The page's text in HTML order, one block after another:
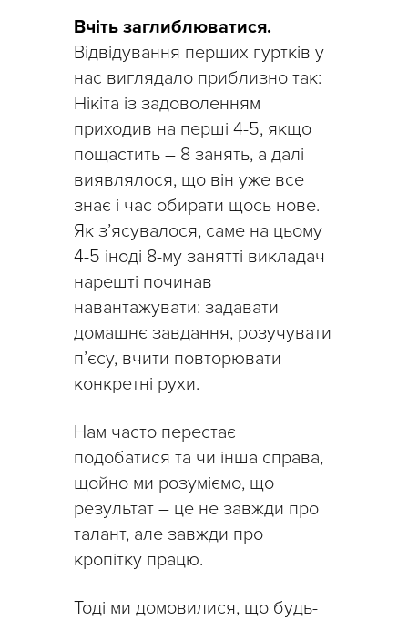
Вчіть заглиблюватися.
Відвідування перших гуртків у
нас виглядало приблизно так:
Нікіта із задоволенням
приходив на перші 4-5, якщо
пощастить – 8 занять, а далі
виявлялося, що він уже все
знає і час обирати щось нове.
Як з’ясувалося, саме на цьому
4-5 іноді 8-му занятті викладач
нарешті починав
навантажувати: задавати
домашнє завдання, розучувати
п’єсу, вчити повторювати
конкретні рухи.
Нам часто перестає
подобатися та чи інша справа,
щойно ми розуміємо, що
результат – це не завжди про
талант, але завжди про
кропітку працю.
Тоді ми домовилися, що будь-